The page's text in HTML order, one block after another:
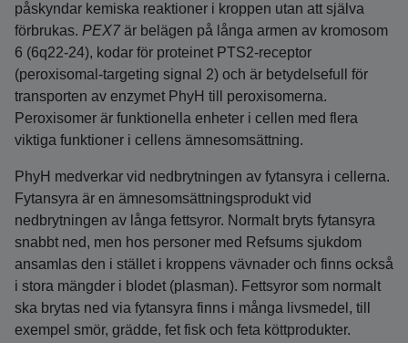
påskyndar kemiska reaktioner i kroppen utan att själva
förbrukas. PEX7är belägen på långa armen av kromosom
6 (6q22-24), kodar för proteinet PTS2-receptor
(peroxisomal-targeting signal 2) och är betydelsefull för
transporten av enzymet PhyH till peroxisomerna.
Peroxisomer är funktionella enheter i cellen med flera
viktiga funktioner i cellens ämnesomsättning.
PhyH medverkar vid nedbrytningen av fytansyra i cellerna.
Fytansyra är en ämnesomsättningsprodukt vid
nedbrytningen av långa fettsyror. Normalt bryts fytansyra
snabbt ned, men hos personer med Refsums sjukdom
ansamlas den i stället i kroppens vävnader och finns också
i stora mängder i blodet (plasman). Fettsyror som normalt
ska brytas ned via fytansyra finns i många livsmedel, till
exempel smör, grädde, fet fisk och feta köttprodukter.